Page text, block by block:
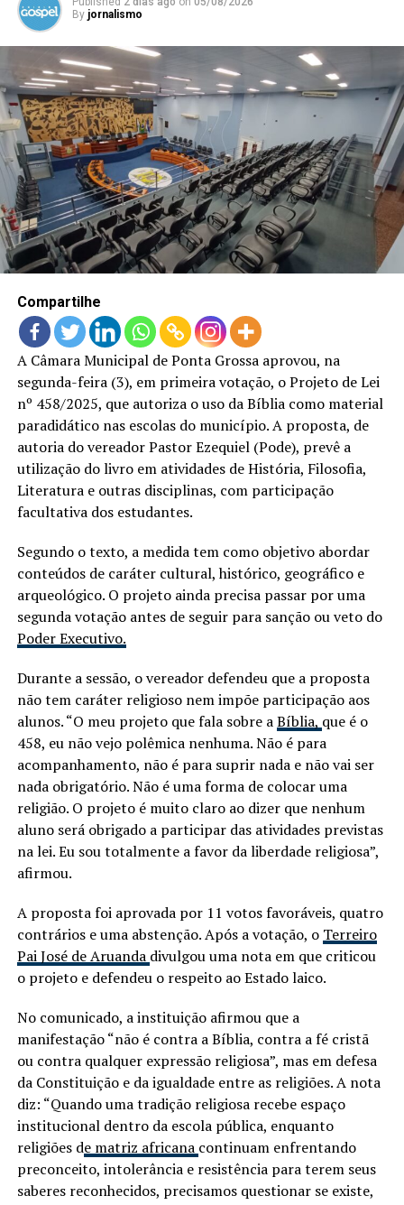
By jornalismo
Compartilhe
A Câmara Municipal de Ponta Grossa aprovou, na
segunda-feira (3), em primeira votação, o Projeto de Lei
nº 458/2025, que autoriza o uso da Bíblia como material
paradidático nas escolas do município. A proposta, de
autoria do vereador Pastor Ezequiel (Pode), prevê a
utilização do livro em atividades de História, Filosofia,
Literatura e outras disciplinas, com participação
facultativa dos estudantes.
Segundo o texto, a medida tem como objetivo abordar
conteúdos de caráter cultural, histórico, geográfico e
arqueológico. O projeto ainda precisa passar por uma
segunda votação antes de seguir para sanção ou veto do
Poder Executivo.
Durante a sessão, o vereador defendeu que a proposta
não tem caráter religioso nem impõe participação aos
alunos. “O meu projeto que fala sobre aBíblia, que é o
458, eu não vejo polêmica nenhuma. Não é para
acompanhamento, não é para suprir nada e não vai ser
nada obrigatório. Não é uma forma de colocar uma
religião. O projeto é muito claro ao dizer que nenhum
aluno será obrigado a participar das atividades previstas
na lei. Eu sou totalmente a favor da liberdade religiosa”,
afirmou.
A proposta foi aprovada por 11 votos favoráveis, quatro
contrários e uma abstenção. Após a votação, o Terreiro
Pai José de Aruanda divulgou uma nota em que criticou
o projeto e defendeu o respeito ao Estado laico.
No comunicado, a instituição afirmou que a
manifestação “não é contra a Bíblia, contra a fé cristã
ou contra qualquer expressão religiosa”, mas em defesa
da Constituição e da igualdade entre as religiões. A nota
diz: “Quando uma tradição religiosa recebe espaço
institucional dentro da escola pública, enquanto
religiões de matriz africana continuam enfrentando
preconceito, intolerância e resistência para terem seus
saberes reconhecidos, precisamos questionar se existe,